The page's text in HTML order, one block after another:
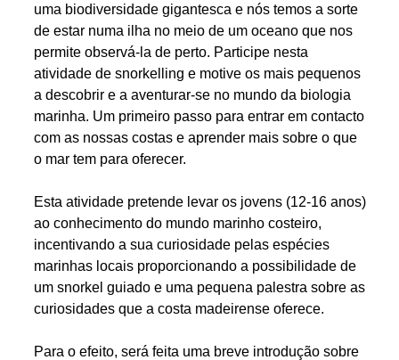
uma biodiversidade gigantesca e nós temos a sorte
de estar numa ilha no meio de um oceano que nos
permite observá-la de perto. Participe nesta
atividade de snorkelling e motive os mais pequenos
a descobrir e a aventurar-se no mundo da biologia
marinha. Um primeiro passo para entrar em contacto
com as nossas costas e aprender mais sobre o que
o mar tem para oferecer.
Esta atividade pretende levar os jovens (12-16 anos)
ao conhecimento do mundo marinho costeiro,
incentivando a sua curiosidade pelas espécies
marinhas locais proporcionando a possibilidade de
um snorkel guiado e uma pequena palestra sobre as
curiosidades que a costa madeirense oferece.
Para o efeito, será feita uma breve introdução sobre